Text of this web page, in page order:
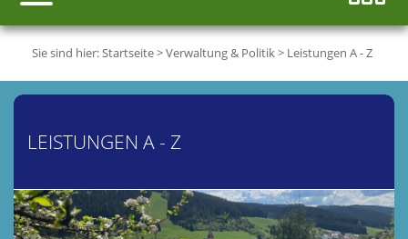
Sie sind hier:Startseite>Verwaltung & Politik> Leistungen A - Z
LEISTUNGEN A - Z